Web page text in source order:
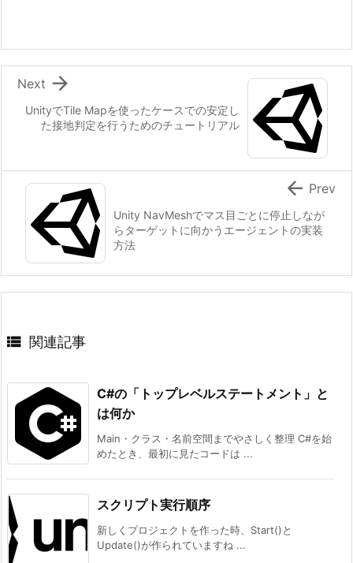
UnityでTile Mapを使ったケースでの安定し
た接地判定を行うためのチュートリアル

Next
Unity NavMeshでマス目ごとに停止しなが
らターゲットに向かうエージェントの実装
方法
 Prev
 関連記事
C#の「トップレベルステートメント」と
は何か
Main・クラス・名前空間までやさしく整理 C#を始
めたとき、最初に見たコードは ...
スクリプト実行順序
新しくプロジェクトを作った時、Start()と
Update()が作られていますね ...